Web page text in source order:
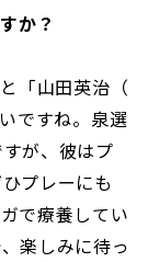
か？
「山田英治（
ですね。泉選
が、彼はプ
プレーにも
で療養してい
楽しみに待っ